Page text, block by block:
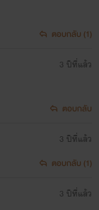
ตอบกลับ (1)
3 ปีที่แล้ว
ตอบกลับ
3 ปีที่แล้ว
ตอบกลับ (1)
3 ปีที่แล้ว